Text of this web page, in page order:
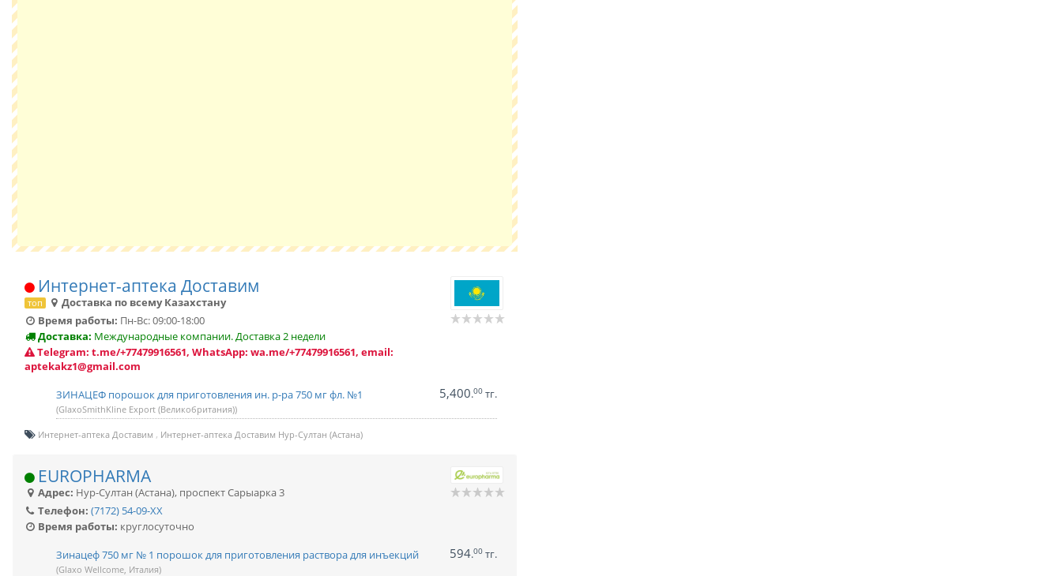
Интернет-аптека Доставим
топ
Доставка по всему Казахстану
Время работы: Пн-Вс: 09:00-18:00
Доставка: Международные компании. Доставка 2 недели
Telegram: t.me/+77479916561, WhatsApp: wa.me/+77479916561, email:
aptekakz1@gmail.com
ЗИНАЦЕФ порошок для приготовления ин. р-ра 750 мг фл. №1
(GlaxoSmithKline Export (Великобритания))
5,400.00тг.
Интернет-аптека Доставим Интернет-аптека Доставим Нур-Султан (Астана)
EUROPHARMA
Адрес: Нур-Султан (Астана), проспект Сарыарка 3
Телефон: (7172) 54-09-XX
Время работы: круглосуточно
Зинацеф 750 мг № 1 порошок для приготовления раствора для инъекций
(Glaxo Wellcome, Италия)
594.00тг.